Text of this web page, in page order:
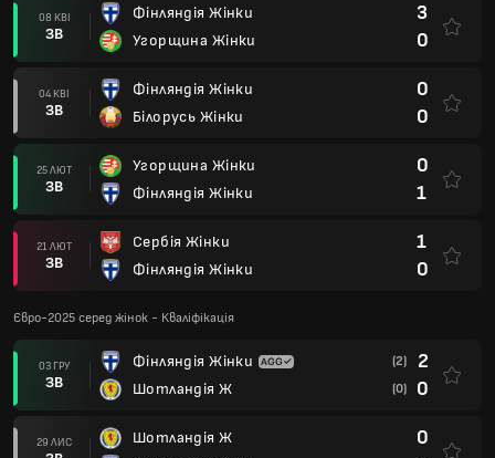
08 КВІ
ЗВ
Фінляндія Жінки
Угорщина Жінки
3
0
04 КВІ
ЗВ
Фінляндія Жінки
Білорусь Жінки
0
0
25 ЛЮТ
ЗВ
Угорщина Жінки
Фінляндія Жінки
0
1
21 ЛЮТ
ЗВ
Сербія Жінки
Фінляндія Жінки
1
0
Євро-2025 серед жінок - Кваліфікація
03 ГРУ
ЗВ
Фінляндія Жінки
Шотландія Ж
(2) 2
(0) 0
29 ЛИС
Шотландія Ж
0